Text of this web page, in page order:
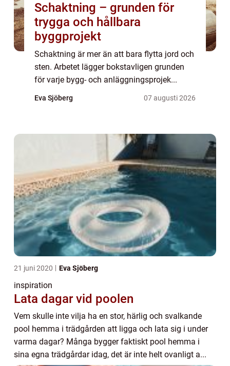
Schaktning – grunden för
trygga och hållbara
byggprojekt
Schaktning är mer än att bara flytta jord och
sten. Arbetet lägger bokstavligen grunden
för varje bygg- och anläggningsprojek...
Eva Sjöberg 07 augusti 2026
21 juni 2020 Eva Sjöberg
inspiration
Lata dagar vid poolen
Vem skulle inte vilja ha en stor, härlig och svalkande
pool hemma i trädgården att ligga och lata sig i under
varma dagar? Många bygger faktiskt pool hemma i
sina egna trädgårdar idag, det är inte helt ovanligt a...